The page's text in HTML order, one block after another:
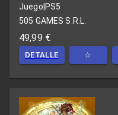
Juego|PS5
505 GAMES S.R.L.
49,99 €
DETALLE ☆